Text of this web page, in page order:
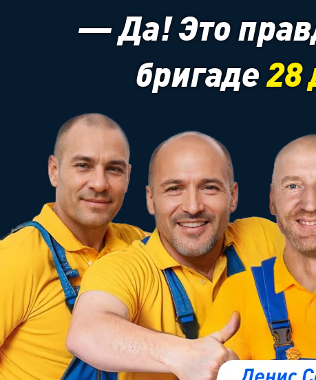
— Да! Это
бригаде28